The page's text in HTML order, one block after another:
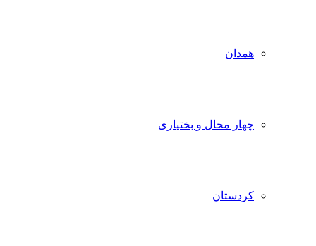
همدان
چهار محال و بختیاری
کردستان